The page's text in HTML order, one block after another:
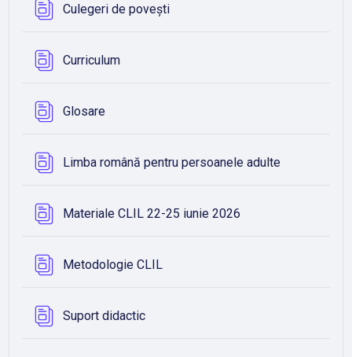
Culegeri de poveștiDatabase
CurriculumDatabase
GlosareDatabase
Limba română pentru persoanele adulteDatabase
Materiale CLIL 22-25 iunie 2026
Metodologie CLILDatabase
Suport didacticDatabase